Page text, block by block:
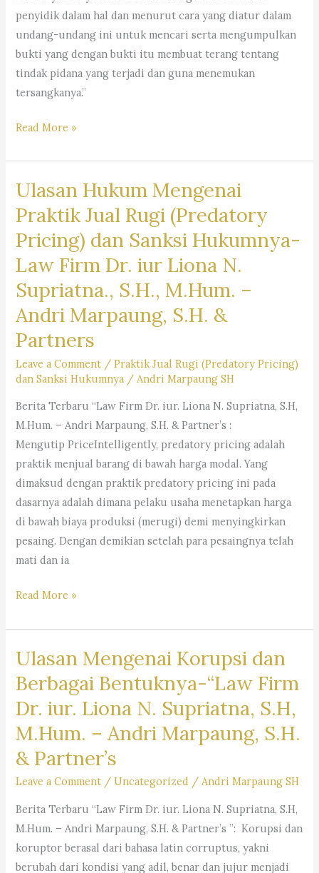
Advokat
Bandung
Pengacara
Bandung
|
Hukum
Bantuan
Hukum
Bandung
|
Jasa
Hukum
Bandung
Hukum
|
Penasehat
Hukum
Bandung
penyidik dalam hal dan menurut cara yang diatur dalam
undang-undang ini untuk mencari serta mengumpulkan
bukti yang dengan bukti itu membuat terang tentang
tindak pidana yang terjadi dan guna menemukan
tersangkanya.”
Ulasan
Perlindungan
Hukum
Hak-
Hak
Tersangka
Pada
Tahap
Penyidikan:
Law
Firm
Dr.
Supriatna.,
S.H.,
Marpaung,
&
Read More »
Ulasan Hukum Mengenai
Praktik Jual Rugi (Predatory
Pricing) dan Sanksi Hukumnya-
Law Firm Dr. iur Liona N.
Supriatna., S.H., M.Hum. –
Andri Marpaung, S.H. &
Partners
Leave a Comment /Praktik Jual Rugi (Predatory Pricing)
dan Sanksi Hukumnya / Andri Marpaung SH
Berita Terbaru “Law Firm Dr. iur. Liona N. Supriatna, S.H,
M.Hum. – Andri Marpaung, S.H. & Partner’s :
Mengutip PriceIntelligently, predatory pricing adalah
praktik menjual barang di bawah harga modal. Yang
dimaksud dengan praktik predatory pricing ini pada
dasarnya adalah dimana pelaku usaha menetapkan harga
di bawah biaya produksi (merugi) demi menyingkirkan
pesaing. Dengan demikian setelah para pesaingnya telah
mati dan ia
Ulasan
Mengenai
Praktik
Rugi
(Predatory
Pricing)
dan
Sanksi
Hukumnya-
Law
Firm
Dr.
iur
Read More »
Ulasan Mengenai Korupsi dan
Berbagai Bentuknya-“Law Firm
Dr. iur. Liona N. Supriatna, S.H,
M.Hum. – Andri Marpaung, S.H.
& Partner’s
Leave a Comment /Uncategorized /Andri Marpaung SH
Berita Terbaru “Law Firm Dr. iur. Liona N. Supriatna, S.H,
M.Hum. – Andri Marpaung, S.H. & Partner’s ”: Korupsi dan
koruptor berasal dari bahasa latin corruptus, yakni
berubah dari kondisi yang adil, benar dan jujur menjadi